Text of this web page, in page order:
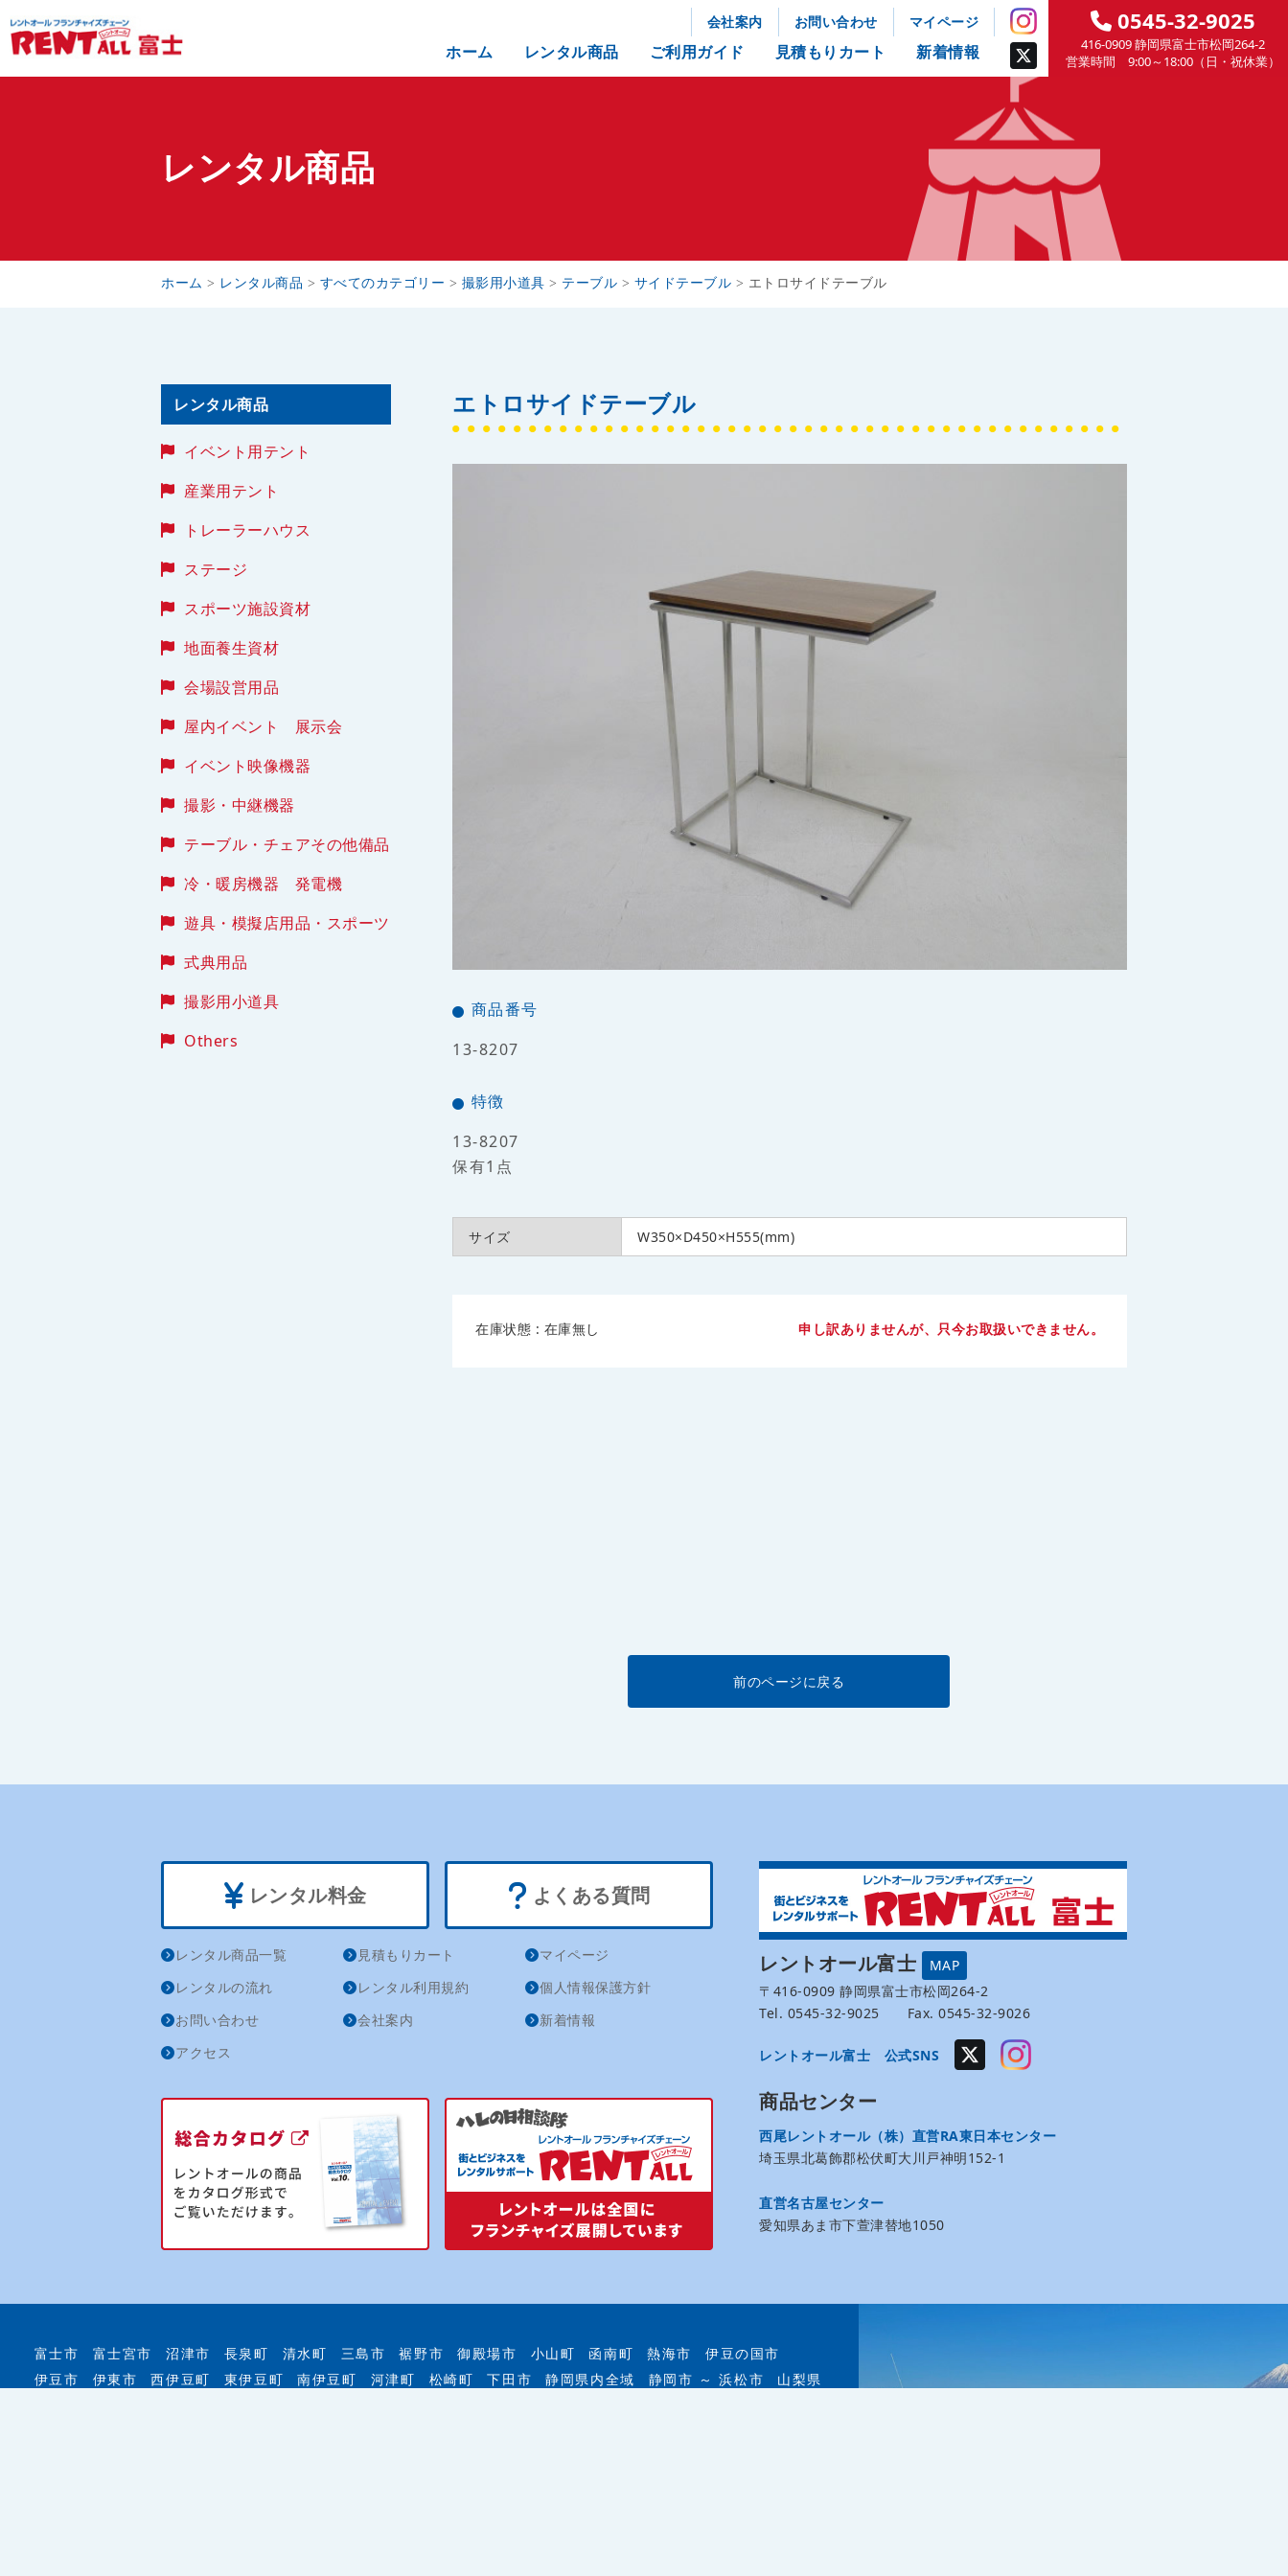
会社案内 お問い合わせ マイページ
ホーム レンタル商品 ご利用ガイド 見積もりカート 新着情報
0545-32-9025
416-0909 静岡県富士市松岡264-2
営業時間 9:00～18:00（日・祝休業）
レンタル商品
ホーム > レンタル商品 > すべてのカテゴリー > 撮影用小道具 > テーブル > サイドテーブル > エトロサイドテーブル
エトロサイドテーブル
商品番号
13-8207
特徴
13-8207
保有1点
サイズ W350×D450×H555(mm)
在庫状態 : 在庫無し 申し訳ありませんが、只今お取扱いできません。
前のページに戻る
レンタル商品
イベント用テント
産業用テント
トレーラーハウス
ステージ
スポーツ施設資材
地面養生資材
会場設営用品
屋内イベント 展示会
イベント映像機器
撮影・中継機器
テーブル・チェアその他備品
冷・暖房機器 発電機
遊具・模擬店用品・スポーツ
式典用品
撮影用小道具
Others
レンタル料金 よくある質問
レンタル商品一覧 見積もりカート
マイページ
レンタルの流れ
レンタル利用規約
個人情報保護方針
お問い合わせ
会社案内
新着情報
アクセス
レントオール富士
MAP
〒416-0909 静岡県富士市松岡264-2
Tel. 0545-32-9025 Fax. 0545-32-9026
レントオール富士 公式SNS
商品センター
西尾レントオール（株）直営RA東日本センター
埼玉県北葛飾郡松伏町大川戸神明152-1
直営名古屋センター
愛知県あま市下萱津替地1050
富士市 富士宮市 沼津市 長泉町 清水町 三島市 裾野市 御殿場市 小山町 函南町 熱海市
伊豆の国市
伊豆市
伊東市 西伊豆町 東伊豆町 南伊豆町 河津町 松崎町 下田市 静岡県内全域 静岡市 ～ 浜松市 山梨県